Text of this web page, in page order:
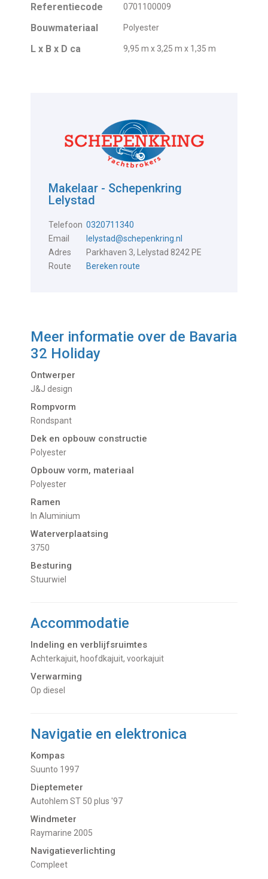
Referentiecode
0701100009
Bouwmateriaal Polyester
L x B x D ca 9,95 m x 3,25 m x 1,35 m
Makelaar - Schepenkring
Lelystad
Telefoon 0320711340
Email
lelystad@schepenkring.nl
Adres
Parkhaven 3, Lelystad 8242 PE
Route
Bereken route
Meer informatie over de Bavaria
32 Holiday
Ontwerper
J&J design
Rompvorm
Rondspant
Dek en opbouw constructie
Polyester
Opbouw vorm, materiaal
Polyester
Ramen
In Aluminium
Waterverplaatsing
3750
Besturing
Stuurwiel
Accommodatie
Indeling en verblijfsruimtes
Achterkajuit, hoofdkajuit, voorkajuit
Verwarming
Op diesel
Navigatie en elektronica
Kompas
Suunto 1997
Dieptemeter
Autohlem ST 50 plus '97
Windmeter
Raymarine 2005
Navigatieverlichting
Compleet